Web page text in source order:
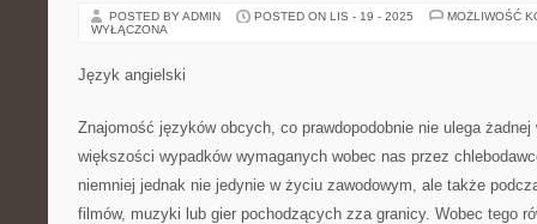
POSTED BY ADMIN POSTED ON LIS - 19 - 2025
MOŻLIWOŚĆ
WYŁĄCZONA
Język angielski
Znajomość języków obcych, co prawdopodobnie nie ulega
większości wypadków wymaganych wobec nas przez
niemniej jednak nie jedynie w życiu zawodowym, ale także
filmów, muzyki lub gier pochodzących zza granicy. Wobec tego